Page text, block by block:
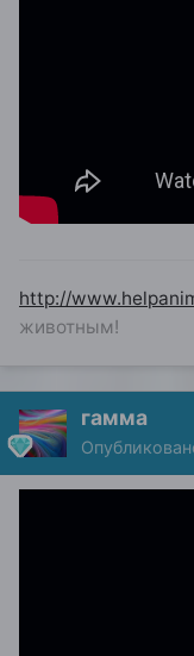
http://
животным!
гамма